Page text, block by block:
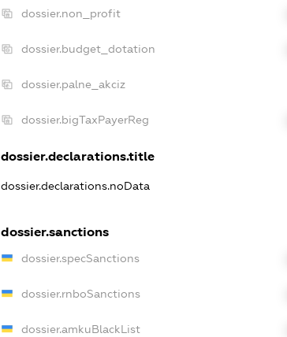
dossier.non_profit
dossier.budget_dotation
dossier.palne_akciz
dossier.bigTaxPayerReg
dossier.declarations.title
dossier.declarations.noData
dossier.sanctions
dossier.specSanctions
dossier.rnboSanctions
dossier.amkuBlackList